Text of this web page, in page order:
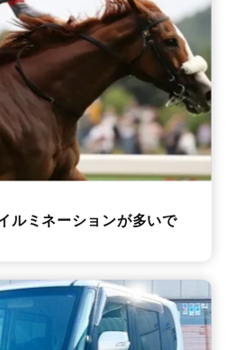
ルミネーションが多いで